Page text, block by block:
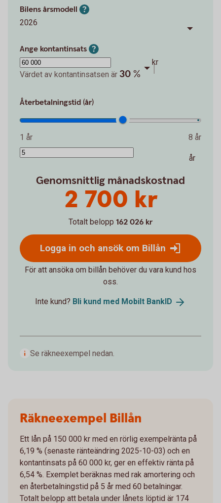
Bilens årsmodell
2026
Ange kontantinsats
kr
Värdet av kontantinsatsen är 30 %
Återbetalningstid (år)
1 år 8 år
år
Genomsnittlig månadskostnad
2 700 kr
Totalt belopp 162 026 kr
Logga in och ansök om Billån
För att ansöka om billån behöver du vara kund hos
oss.
Inte kund? Bli kund med Mobilt BankID
Se räkneexempel nedan.
Räkneexempel Billån
Ett lån på 150 000 kr med en rörlig exempelränta på
6,19 % (senaste ränteändring 2025-10-03) och en
kontantinsats på 60 000 kr, ger en effektiv ränta på
6,54 %. Exemplet beräknas med rak amortering och
en återbetalningstid på 5 år med 60 betalningar.
Totalt belopp att betala under lånets löptid är 174